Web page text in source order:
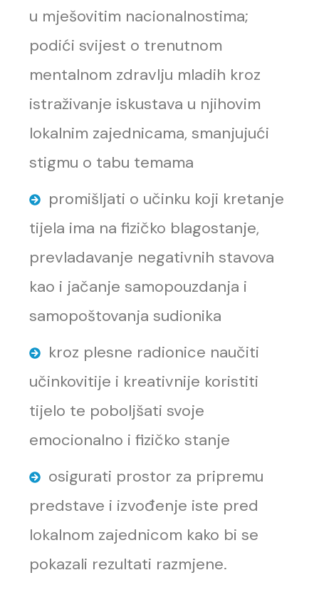
u mješovitim nacionalnostima;
podići svijest o trenutnom
mentalnom zdravlju mladih kroz
istraživanje iskustava u njihovim
lokalnim zajednicama, smanjujući
stigmu o tabu temama
promišljati o učinku koji kretanje
tijela ima na fizičko blagostanje,
prevladavanje negativnih stavova
kao i jačanje samopouzdanja i
samopoštovanja sudionika
kroz plesne radionice naučiti
učinkovitije i kreativnije koristiti
tijelo te poboljšati svoje
emocionalno i fizičko stanje
osigurati prostor za pripremu
predstave i izvođenje iste pred
lokalnom zajednicom kako bi se
pokazali rezultati razmjene.